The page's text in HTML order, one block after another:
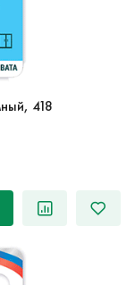
418